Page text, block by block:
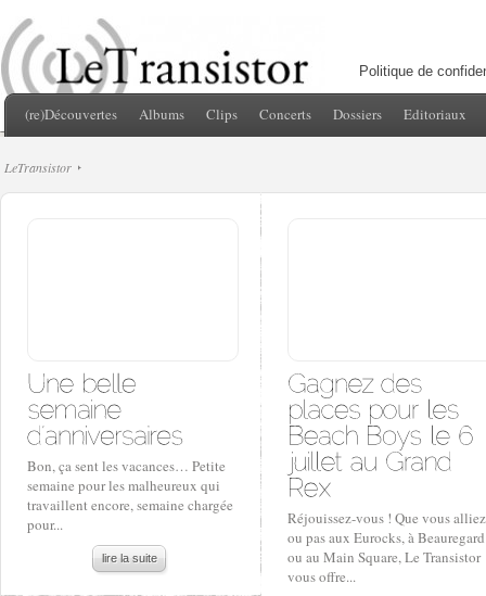
Politique de
(re)Découvertes Albums Clips Concerts Dossiers Editoriaux
LeTransistor
Bon, ça sent les vacances… Petite
semaine pour les malheureux qui
travaillent encore, semaine chargée
pour...
lire la suite
Réjouissez-vous ! Que vous alliez
ou pas aux Eurocks, à Beauregard
ou au Main Square, Le Transistor
vous offre...